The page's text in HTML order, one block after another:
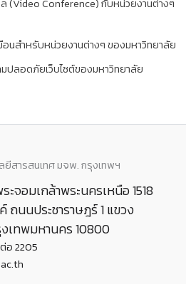
ล (Video Conference) กับหน่วยงานต่างๆ
อนสําหรับหน่วยงานต่างๆ ของมหาวิทยาลัย
ปลอดภัยเว็บไซต์ของมหาวิทยาลัย
ยีสารสนเทศ มจพ. กรุงเทพฯ
จอมเกล้าพระนครเหนือ 1518
ถนนประชาราษฎร์ 1 แขวง
เทพมหานคร 10800
อ 2205